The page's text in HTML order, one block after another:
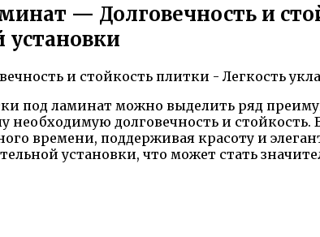
— Долговечность и
установки
под ламинат можно выделить ряд
долговечность и стойкость.
времени, поддерживая красоту и
установки, что может стать